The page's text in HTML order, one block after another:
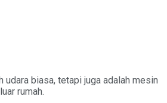
biasa, tetapi juga adalah mesin
rumah.